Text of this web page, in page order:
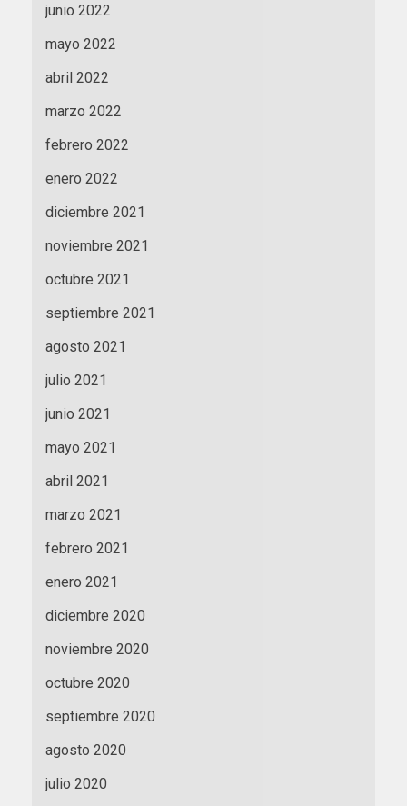
junio 2022
mayo 2022
abril 2022
marzo 2022
febrero 2022
enero 2022
diciembre 2021
noviembre 2021
octubre 2021
septiembre 2021
agosto 2021
julio 2021
junio 2021
mayo 2021
abril 2021
marzo 2021
febrero 2021
enero 2021
diciembre 2020
noviembre 2020
octubre 2020
septiembre 2020
agosto 2020
julio 2020